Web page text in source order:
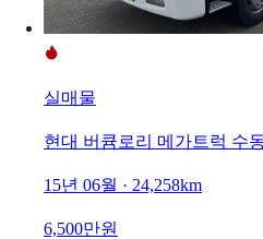
실매물
현대 버큠로리 메가트럭 수
15년 06월 · 24,258km
6,500만원